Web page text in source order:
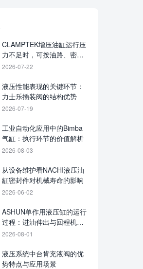
CLAMPTEK增压油缸运行压
力不足时，可按油路、密封
与增压结构逐项排查
2026-07-22
液压性能表现的关键环节：
力士乐插装阀的结构优势
2026-07-19
工业自动化应用中的Bimba
气缸：执行环节的价值解析
2026-08-03
从设备维护看NACHI液压油
缸密封件对机械寿命的影响
2026-06-02
ASHUN单作用液压缸的运行
过程：进油伸出与回程机制
解析
2026-08-01
液压系统中台肯充液阀的优
势特点与应用场景